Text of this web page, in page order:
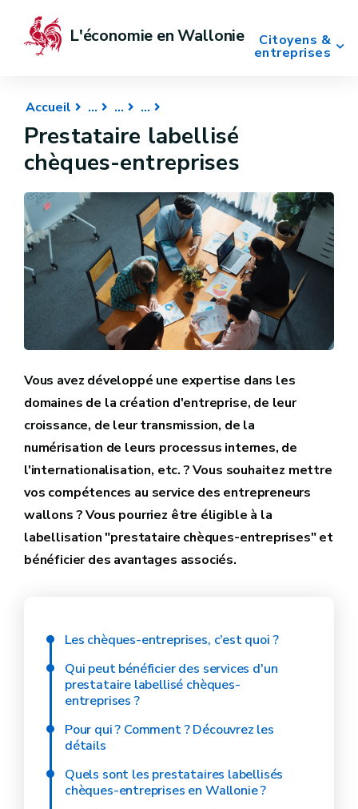
Citoyens &
entreprises
L'économie en Wallonie
Accueil
Prestataire labellisé
chèques-entreprises
Vous avez développé une expertise dans les
domaines de la création d'entreprise, de leur
croissance, de leur transmission, de la
numérisation de leurs processus internes, de
l'internationalisation, etc. ? Vous souhaitez mettre
vos compétences au service des entrepreneurs
wallons ? Vous pourriez être éligible à la
labellisation "prestataire chèques-entreprises" et
bénéficier des avantages associés.
Les chèques-entreprises, c’est quoi ?
Qui peut bénéficier des services d'un
prestataire labellisé chèques-
entreprises ?
Pour qui ? Comment ? Découvrez les
détails
Quels sont les prestataires labellisés
chèques-entreprises en Wallonie ?